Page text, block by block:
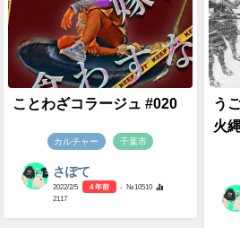
ことわざコラージュ #020
カルチャー 千葉市
さぽて
2022/2/5 4 年前
- №10510
2117
う
火